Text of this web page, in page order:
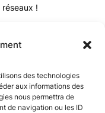
des technologies
aux informations des
nous permettra de
de navigation ou les ID
!
Mesa WPEX par